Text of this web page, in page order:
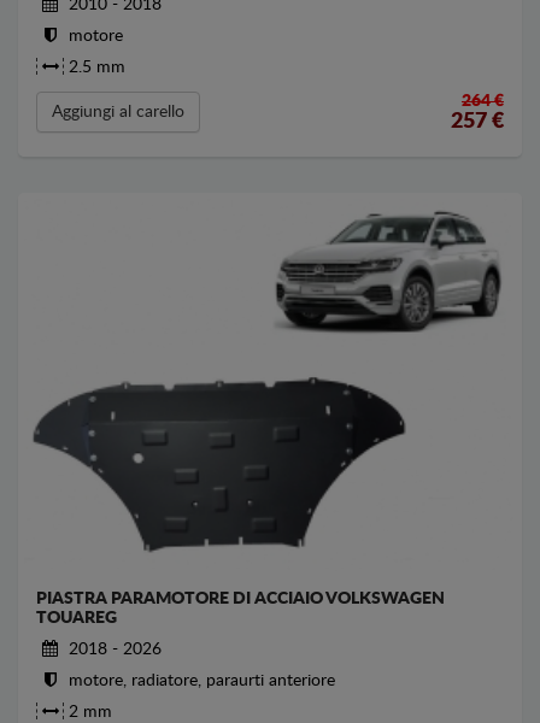
2010 - 2018
motore
2.5 mm
Aggiungi al carello
264 €
257 €
PIASTRA PARAMOTORE DI ACCIAIO VOLKSWAGEN
TOUAREG
2018 - 2026
motore, radiatore, paraurti anteriore
2 mm